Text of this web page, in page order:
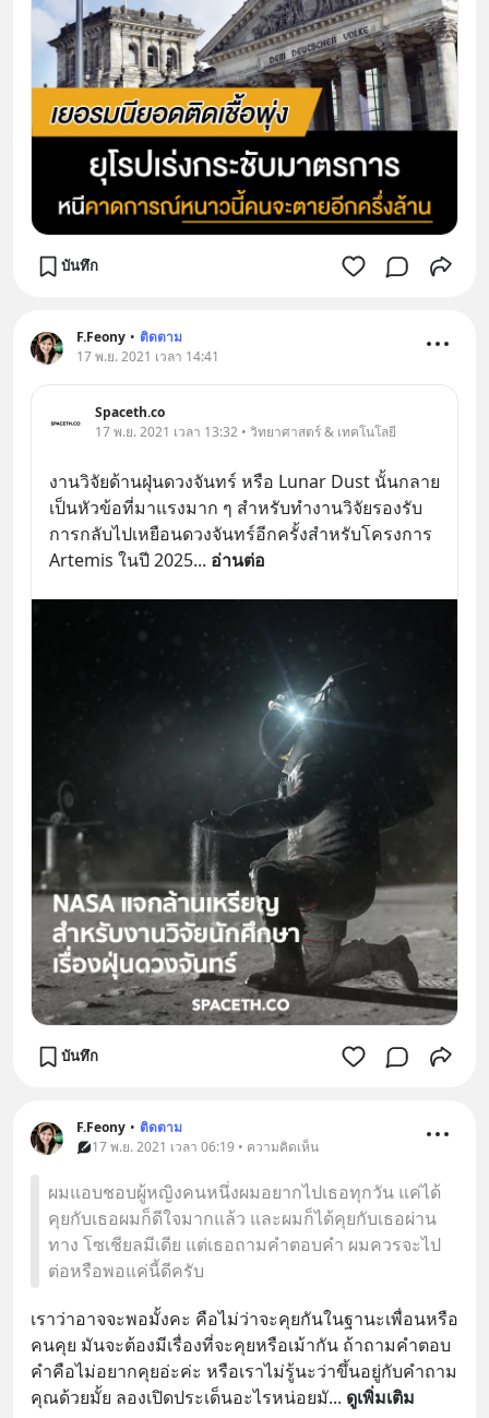
บันทึก
F.Feony • ติดตาม
17 พ.ย. 2021 เวลา 14:41
Spaceth.co
17 พ.ย. 2021 เวลา 13:32 • วิทยาศาสตร์ & เทคโนโลยี
งานวิจัยด้านฝุ่นดวงจันทร์ หรือ Lunar Dust นั้นกลาย
เป็นหัวข้อที่มาแรงมาก ๆ สำหรับทำงานวิจัยรองรับ
การกลับไปเหยือนดวงจันทร์อีกครั้งสำหรับโครงการ
Artemis ในปี 2025... อ่านต่อ
บันทึก
F.Feony • ติดตาม
17 พ.ย. 2021 เวลา 06:19 • ความคิดเห็น
ผมแอบชอบผู้หญิงคนหนึ่งผมอยากไปเธอทุกวัน แค่ได้
คุยกับเธอผมก็ดีใจมากแล้ว และผมก็ได้คุยกับเธอผ่าน
ทาง โซเชียลมีเดีย แต่เธอถามคำตอบคำ ผมควรจะไป
ต่อหรือพอแค่นี้ดีครับ
เราว่าอาจจะพอมั้งคะ คือไม่ว่าจะคุยกันในฐานะเพื่อนหรือ
คนคุย มันจะต้องมีเรื่องที่จะคุยหรือเม้ากัน ถ้าถามคำตอบ
คำคือไม่อยากคุยอ่ะค่ะ หรือเราไม่รู้นะว่าขึ้นอยู่กับคำถาม
คุณด้วยมั้ย ลองเปิดประเด็นอะไรหน่อยมั... ดูเพิ่มเติม